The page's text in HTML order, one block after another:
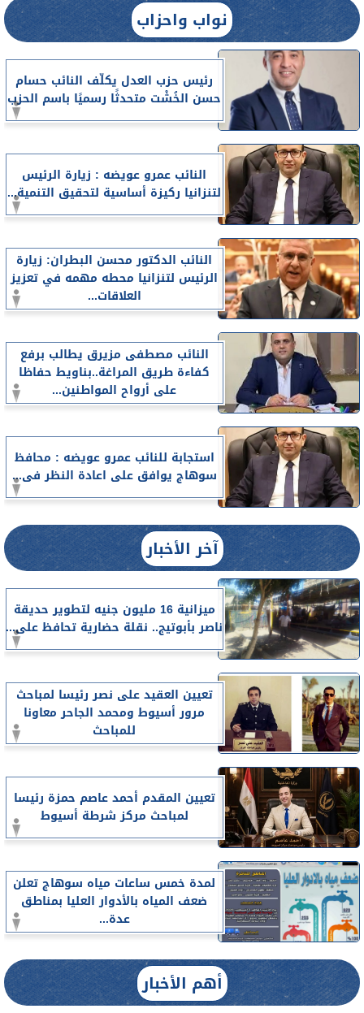
نواب واحزاب
رئيس حزب العدل يكلّف النائب حسام
حسن الخُشْت متحدثًا رسميًا باسم الحزب
النائب عمرو عويضه : زيارة الرئيس
لتنزانيا ركيزة أساسية لتحقيق التنمية...
النائب الدكتور محسن البطران: زيارة
الرئيس لتنزانيا محطه مهمه في تعزيز
العلاقات...
النائب مصطفى مزيرق يطالب برفع
كفاءة طريق المراغة..بناويط حفاظا
على أرواح المواطنين...
استجابة للنائب عمرو عويضه : محافظ
سوهاج يوافق على اعادة النظر فى...
آخر الأخبار
ميزانية 16 مليون جنيه لتطوير حديقة
ناصر بأبوتيج.. نقلة حضارية تحافظ على...
تعيين العقيد على نصر رئيسا لمباحث
مرور أسيوط ومحمد الجاحر معاونا
للمباحث
تعيين المقدم أحمد عاصم حمزة رئيسا
لمباحث مركز شرطة أسيوط
لمدة خمس ساعات مياه سوهاج تعلن
ضعف المياه بالأدوار العليا بمناطق
عدة...
أهم الأخبار